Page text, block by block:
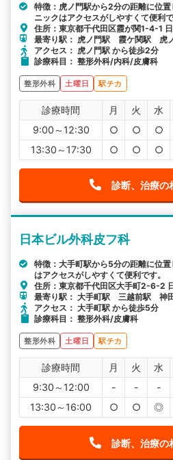
特徴：虎ノ門駅から2分の距離に位
ニックはアクセスがしやすくて便利で
住所：東京都千代田区霞が関1-4-1
最寄り駅： 虎ノ門駅 霞ケ関駅 虎
アクセス： 虎ノ門駅 から徒歩2分
診療科目： 整形外科/内科/皮膚科
整形外科 土曜日 駅チカ
診療時間 月 火 水
9:00～12:30
○ ○ ○
13:30～17:30
○ ○ ○
診断、治療の
日本ビル外科皮フ科
特徴：大手町駅から5分の距離に位
はアクセスがしやすくて便利です。
住所：東京都千代田区大手町2-6-2
最寄り駅： 大手町駅 三越前駅 神
アクセス： 大手町駅 から徒歩5分
診療科目： 整形外科/皮膚科
整形外科 土曜日 駅チカ
診療時間 月 火 水
9:30～12:00
- - -
13:30～16:00
○ ○ ◎
診断、治療の